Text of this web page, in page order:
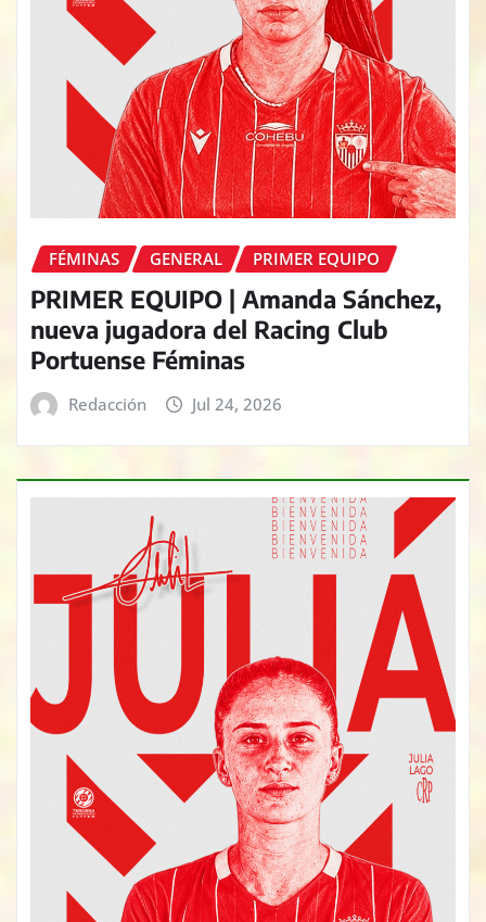
FÉMINAS GENERAL PRIMER EQUIPO
PRIMER EQUIPO | Amanda Sánchez,
nueva jugadora del Racing Club
Portuense Féminas
Redacción Jul 24, 2026